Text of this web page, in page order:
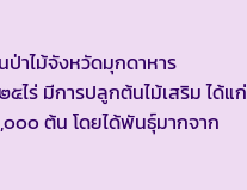
าไม้จังหวัดมุกดาหาร
ไร่ มีการปลูกต้นไม้เสริม ได้แก่
๐๐ ต้น โดยได้พันธุ์มากจาก